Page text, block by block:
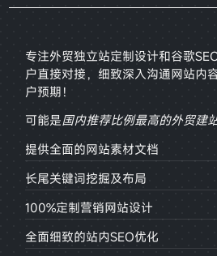
专注外贸独立站定制设计和谷歌
户直接对接， 细致深入沟通网站内
户预期！
可能是国内推荐比例最高的外贸建
提供全面的网站素材文档
长尾关键词挖掘及布局
100%定制营销网站设计
全面细致的站内SEO优化